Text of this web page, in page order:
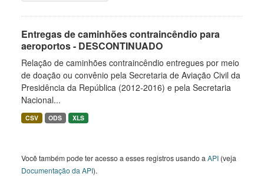
Entregas de caminhões contraincêndio para
aeroportos - DESCONTINUADO
Relação de caminhões contraincêndio entregues por meio
de doação ou convênio pela Secretaria de Aviação Civil da
Presidência da República (2012-2016) e pela Secretaria
Nacional...
CSV ODS XLS
Você também pode ter acesso a esses registros usando a API (veja
Documentação da API).